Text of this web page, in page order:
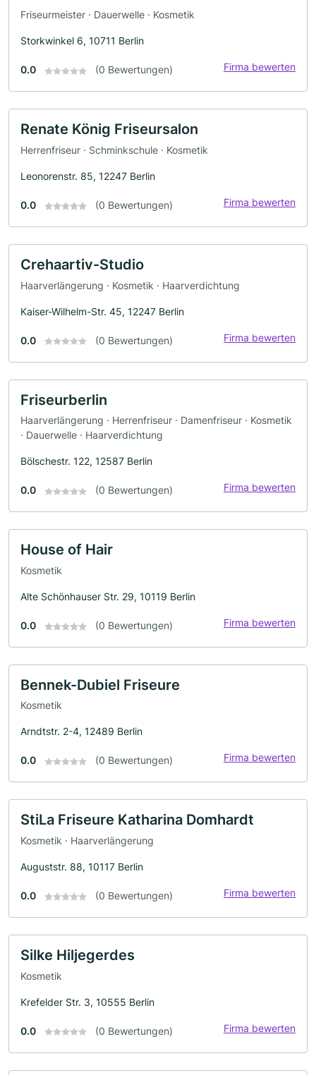
Friseurmeister · Dauerwelle · Kosmetik
Storkwinkel 6, 10711 Berlin
0.0 (0 Bewertungen) Firma bewerten
Renate König Friseursalon
Herrenfriseur · Schminkschule · Kosmetik
Leonorenstr. 85, 12247 Berlin
0.0 (0 Bewertungen) Firma bewerten
Crehaartiv-Studio
Haarverlängerung · Kosmetik · Haarverdichtung
Kaiser-Wilhelm-Str. 45, 12247 Berlin
0.0 (0 Bewertungen) Firma bewerten
Friseurberlin
Haarverlängerung · Herrenfriseur · Damenfriseur · Kosmetik
· Dauerwelle · Haarverdichtung
Bölschestr. 122, 12587 Berlin
0.0 (0 Bewertungen) Firma bewerten
House of Hair
Kosmetik
Alte Schönhauser Str. 29, 10119 Berlin
0.0 (0 Bewertungen) Firma bewerten
Bennek-Dubiel Friseure
Kosmetik
Arndtstr. 2-4, 12489 Berlin
0.0 (0 Bewertungen) Firma bewerten
StiLa Friseure Katharina Domhardt
Kosmetik · Haarverlängerung
Auguststr. 88, 10117 Berlin
0.0 (0 Bewertungen) Firma bewerten
Silke Hiljegerdes
Kosmetik
Krefelder Str. 3, 10555 Berlin
0.0 (0 Bewertungen) Firma bewerten